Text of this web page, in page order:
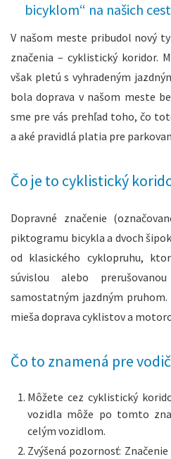
bicyklom“ na našich
V našom meste pribudol nový
značenia – cyklistický koridor.
však pletú s vyhradeným
bola doprava v našom meste
sme pre vás prehľad toho, čo
a aké pravidlá platia pre
Čo je to cyklistický
Dopravné značenie
piktogramu bicykla a dvoch
od klasického cyklopruhu,
súvislou alebo
samostatným jazdným
mieša doprava cyklistov a
Čo to znamená pre
Môžete cez cyklistický
vozidla môže po tomto
celým vozidlom.
Zvýšená pozornosť: